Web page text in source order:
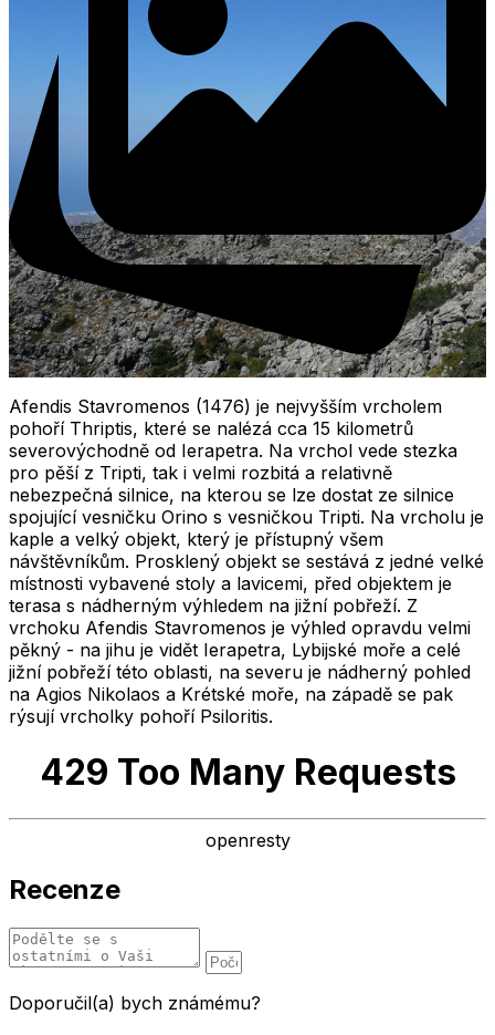
Afendis Stavromenos (1476) je nejvyšším vrcholem
pohoří Thriptis, které se nalézá cca 15 kilometrů
severovýchodně od Ierapetra. Na vrchol vede stezka
pro pěší z Tripti, tak i velmi rozbitá a relativně
nebezpečná silnice, na kterou se lze dostat ze silnice
spojující vesničku Orino s vesničkou Tripti. Na vrcholu je
kaple a velký objekt, který je přístupný všem
návštěvníkům. Prosklený objekt se sestává z jedné velké
místnosti vybavené stoly a lavicemi, před objektem je
terasa s nádherným výhledem na jižní pobřeží. Z
vrchoku Afendis Stavromenos je výhled opravdu velmi
pěkný - na jihu je vidět Ierapetra, Lybijské moře a celé
jižní pobřeží této oblasti, na severu je nádherný pohled
na Agios Nikolaos a Krétské moře, na západě se pak
rýsují vrcholky pohoří Psiloritis.
429 Too Many Requests
openresty
Recenze
Doporučil(a) bych známému?